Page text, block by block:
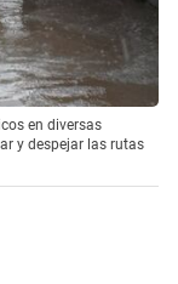
en diversas
y despejar las rutas